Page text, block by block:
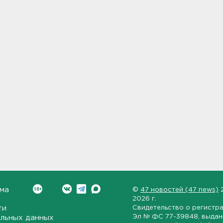
данных
© 47 новостей (47 news)
2026 г.
Свидетельство о
Эл № ФС 77-39848 ,